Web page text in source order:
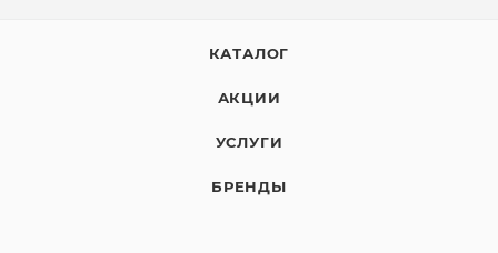
КАТАЛОГ
АКЦИИ
УСЛУГИ
БРЕНДЫ